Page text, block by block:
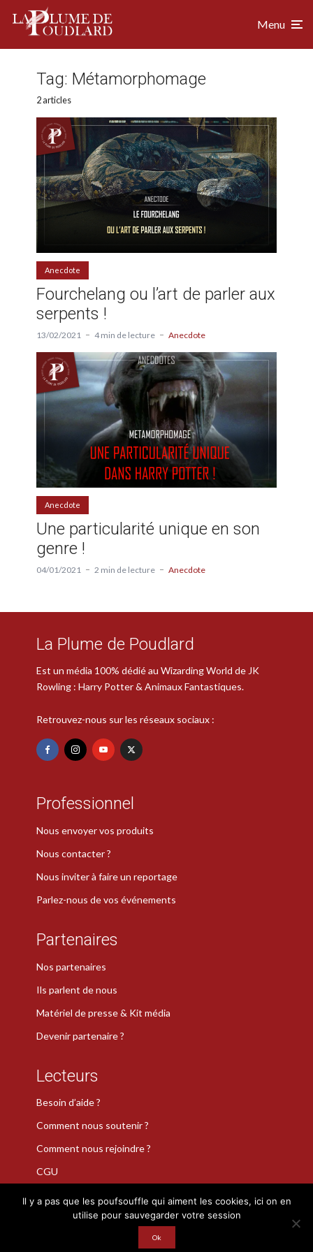
Menu
Tag: Métamorphomage
2 articles
Anecdote
Fourchelang ou l’art de parler aux
serpents !
13/02/2021 4 min de lecture Anecdote
Anecdote
Une particularité unique en son
genre !
04/01/2021 2 min de lecture Anecdote
La Plume de Poudlard
Est un média 100% dédié au Wizarding World de JK
Rowling : Harry Potter & Animaux Fantastiques.
Retrouvez-nous sur les réseaux sociaux :
Professionnel
Nous envoyer vos produits
Nous contacter ?
Nous inviter à faire un reportage
Parlez-nous de vos événements
Partenaires
Nos partenaires
Ils parlent de nous
Matériel de presse & Kit média
Devenir partenaire ?
Lecteurs
Besoin d’aide ?
Comment nous soutenir ?
Comment nous rejoindre ?
CGU
La Plume de Poudlard est une marque déposée · Copyright 2026
· Tous droits réservés
Il y a pas que les poufsouffle qui aiment les cookies, ici on en
utilise pour sauvegarder votre session
Ok